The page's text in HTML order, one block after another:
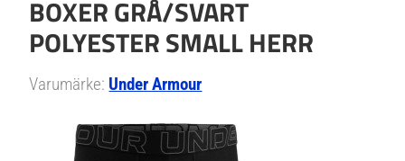
BOXER GRÅ/SVART
POLYESTER SMALL HERR
Varumärke: Under Armour